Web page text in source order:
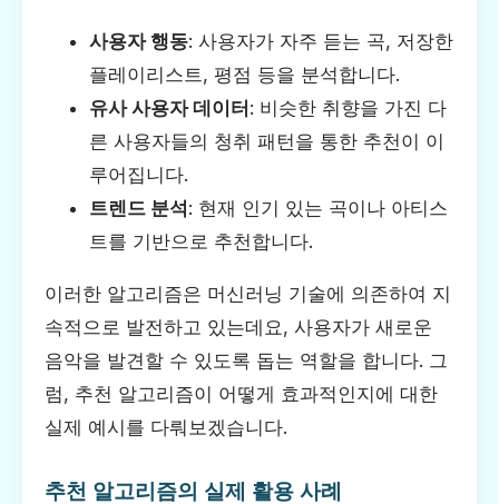
사용자 행동: 사용자가 자주 듣는 곡, 저장한
플레이리스트, 평점 등을 분석합니다.
유사 사용자 데이터 : 비슷한 취향을 가진 다
른 사용자들의 청취 패턴을 통한 추천이 이
루어집니다.
트렌드 분석 : 현재 인기 있는 곡이나 아티스
트를 기반으로 추천합니다.
이러한 알고리즘은 머신러닝 기술에 의존하여 지
속적으로 발전하고 있는데요, 사용자가 새로운
음악을 발견할 수 있도록 돕는 역할을 합니다. 그
럼, 추천 알고리즘이 어떻게 효과적인지에 대한
실제 예시를 다뤄보겠습니다.
추천 알고리즘의 실제 활용 사례